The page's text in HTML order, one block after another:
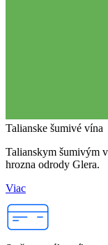
Talianske šumivé vína
Talianskym šumivým
hrozna odrody Glera.
Viac